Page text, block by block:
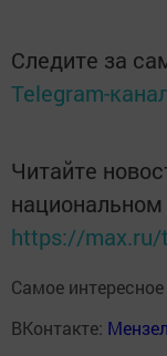
Следите за
Telegram-
Читайте
https://max.ru/
Самое
ВКонтакте: